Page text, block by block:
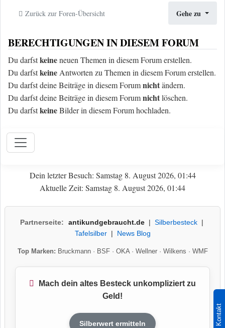
Kontakt
Zurück zur Foren-Übersicht Gehe zu
BERECHTIGUNGEN IN DIESEM FORUM
Du darfstkeineneuen Themen in diesem Forum erstellen.
Du darfstkeineAntworten zu Themen in diesem Forum erstellen.
Du darfst deine Beiträge in diesem Forumnichtändern.
Du darfst deine Beiträge in diesem Forumnichtlöschen.
Du darfstkeineBilder in diesem Forum hochladen.
Dein letzter Besuch: Samstag 8. August 2026, 01:44
Aktuelle Zeit: Samstag 8. August 2026, 01:44
Partnerseite: antikundgebraucht.de| Silberbesteck|
Tafelsilber| News Blog
Top Marken: Bruckmann· BSF· OKA· Wellner· Wilkens · WMF
Mach dein altes Besteck unkompliziert zu
Geld!
Silberwert ermitteln